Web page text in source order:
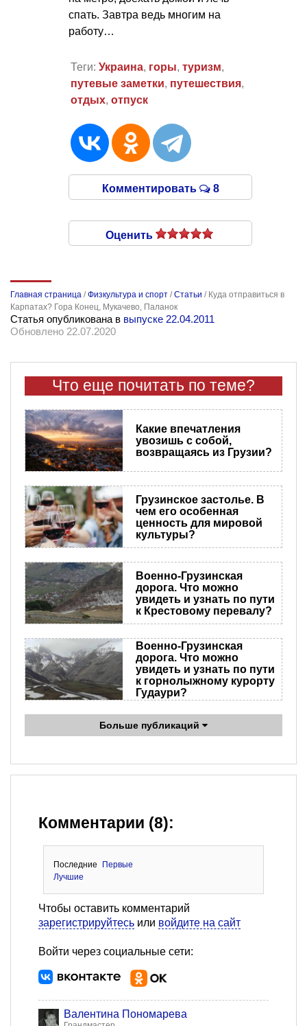
спать. Завтра ведь многим на
работу…
Теги: Украина, горы, туризм,
путевые заметки, путешествия,
отдых, отпуск
Комментировать 8
Оценить
Главная страница /Физкультура и спорт /Статьи / Куда отправиться в
Карпатах? Гора Конец, Мукачево, Паланок
Статья опубликована в выпуске 22.04.2011
Обновлено 22.07.2020
Что еще почитать по теме?
Какие впечатления
увозишь с собой,
возвращаясь из Грузии?
Грузинское застолье. В
чем его особенная
ценность для мировой
культуры?
Военно-Грузинская
дорога. Что можно
увидеть и узнать по пути
к Крестовому перевалу?
Военно-Грузинская
дорога. Что можно
увидеть и узнать по пути
к горнолыжному курорту
Гудаури?
Больше публикаций
Комментарии (8):
Последние
Первые
Лучшие
Чтобы оставить комментарий
зарегистрируйтесь или войдите на сайт
Войти через социальные сети:
Валентина Пономарева